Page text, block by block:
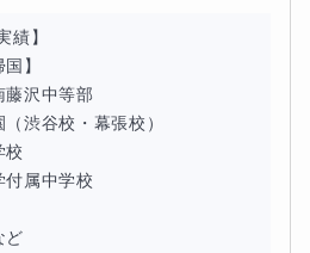
績】
】
藤沢中等部
渋谷校・幕張校）
校
付属中学校
ど